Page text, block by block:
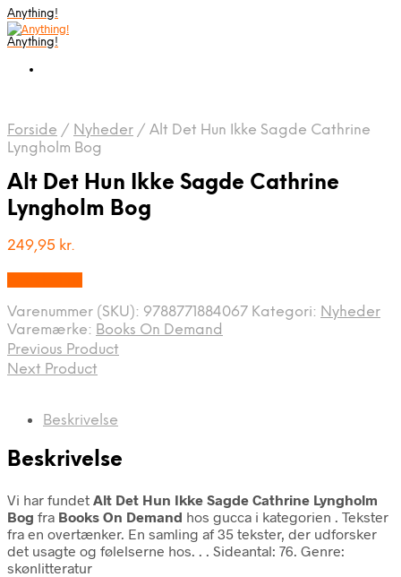
Anything!
Anything!
Forside / Nyheder / Alt Det Hun Ikke Sagde Cathrine
Lyngholm Bog
Alt Det Hun Ikke Sagde Cathrine
Lyngholm Bog
249,95 kr.
Varenummer (SKU): 9788771884067 Kategori: Nyheder
Varemærke: Books On Demand
Previous Product
Next Product
Beskrivelse
Beskrivelse
Vi har fundet Alt Det Hun Ikke Sagde Cathrine Lyngholm
Bog fra Books On Demand hos gucca i kategorien . Tekster
fra en overtænker. En samling af 35 tekster, der udforsker
det usagte og følelserne hos. . . Sideantal: 76. Genre:
skønlitteratur